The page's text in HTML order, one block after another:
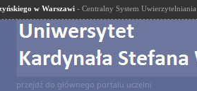
w Warszawi - Centralny System Uwierzytelniania
przejdź do głównego portalu uczelni